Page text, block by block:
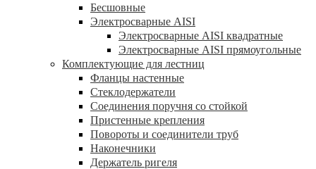
Бесшовные
Электросварные AISI
Электросварные AISI квадратные
Электросварные AISI прямоугольные
Комплектующие для лестниц
Фланцы настенные
Стеклодержатели
Соединения поручня со стойкой
Пристенные крепления
Повороты и соединители труб
Наконечники
Держатель ригеля